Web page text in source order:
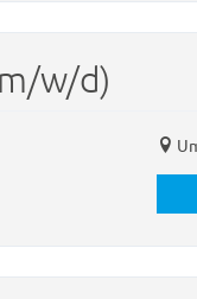
w/d)